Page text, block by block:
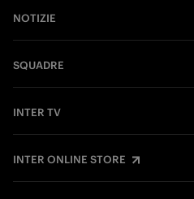
NOTIZIE
SQUADRE
INTER TV
INTER ONLINE STORE